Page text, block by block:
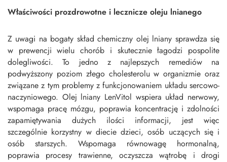
Właściwości prozdrowotne i lecznicze oleju lnianego
Z uwagi na bogaty skład chemiczny olej lniany sprawdza się
w prewencji wielu chorób i skutecznie łagodzi pospolite
dolegliwości. To jedno z najlepszych remediów na
podwyższony poziom złego cholesterolu w organizmie oraz
związane z tym problemy z funkcjonowaniem układu sercowo-
naczyniowego. Olej lniany LenVitol wspiera układ nerwowy,
wspomaga pracę mózgu, poprawia koncentrację i zdolności
zapamiętywania dużych ilości informacji, jest więc
szczególnie korzystny w diecie dzieci, osób uczących się i
osób starszych. Wspomaga równowagę hormonalną,
poprawia procesy trawienne, oczyszcza wątrobę i drogi